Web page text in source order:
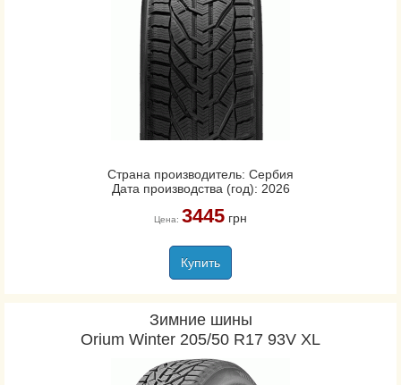
Страна производитель: Сербия
Дата производства (год): 2026
Цена: 3445грн
Купить
Зимние шины
Orium Winter 205/50 R17 93V XL